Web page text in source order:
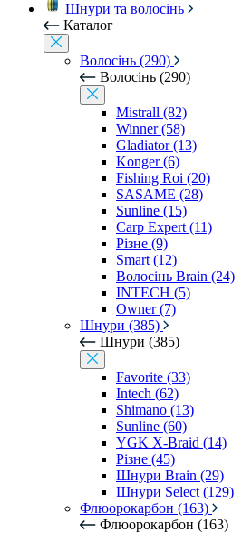
Шнури та волосінь
Каталог
Волосінь (290)
Волосінь (290)
Mistrall (82)
Winner (58)
Gladiator (13)
Konger (6)
Fishing Roi (20)
SASAME (28)
Sunline (15)
Carp Expert (11)
Різне (9)
Smart (12)
Волосінь Brain (24)
INTECH (5)
Owner (7)
Шнури (385)
Шнури (385)
Favorite (33)
Intech (62)
Shimano (13)
Sunline (60)
YGK X-Braid (14)
Різне (45)
Шнури Brain (29)
Шнури Select (129)
Флюорокарбон (163)
Флюорокарбон (163)